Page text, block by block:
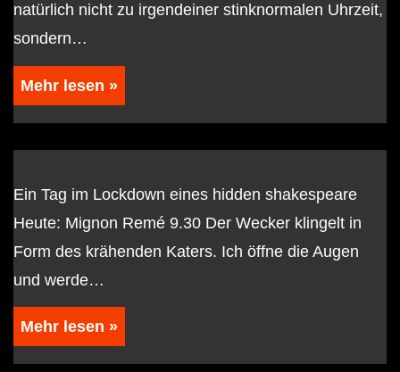
natürlich nicht zu irgendeiner stinknormalen Uhrzeit,
sondern…
Mehr lesen »
Ein Tag im Lockdown eines hidden shakespeare
Heute: Mignon Remé 9.30 Der Wecker klingelt in
Form des krähenden Katers. Ich öffne die Augen
und werde…
Mehr lesen »